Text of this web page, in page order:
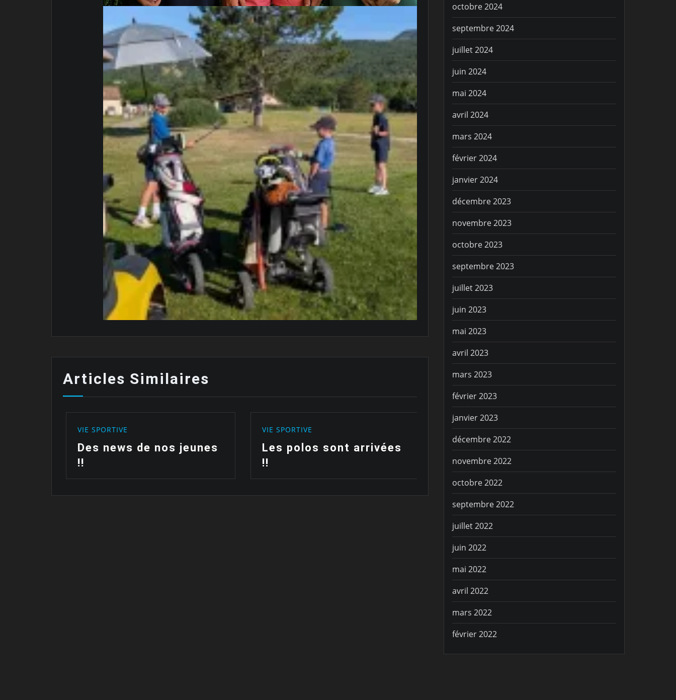
Articles Similaires
VIE SPORTIVE
Les polos sont arrivées
VIE SPORTIVE
Fête des enfants du
VIE SPORTIVE
C’est parti !!!
octobre 2024
septembre 2024
juillet 2024
juin 2024
mai 2024
avril 2024
mars 2024
février 2024
janvier 2024
décembre 2023
novembre 2023
octobre 2023
septembre 2023
juillet 2023
juin 2023
mai 2023
avril 2023
mars 2023
février 2023
janvier 2023
décembre 2022
novembre 2022
octobre 2022
septembre 2022
juillet 2022
juin 2022
mai 2022
avril 2022
mars 2022
février 2022